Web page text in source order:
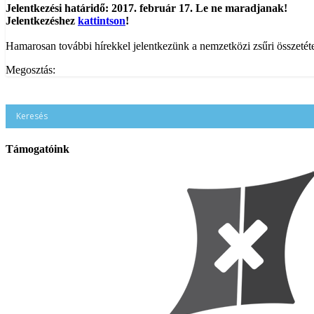
Jelentkezési határidő: 2017. február 17. Le ne maradjanak!
Jelentkezéshez kattintson!
Hamarosan további hírekkel jelentkezünk a nemzetközi zsűri
Megosztás:
Támogatóink